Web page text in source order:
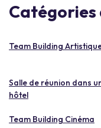
Catégories
Team Building
Salle de réunion dans
hôtel
Team Building Cinéma